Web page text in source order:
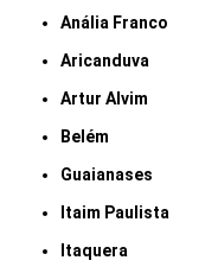
Anália Franco
Aricanduva
Artur Alvim
Belém
Guaianases
Itaim Paulista
Itaquera